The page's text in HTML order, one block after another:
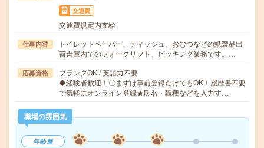
交通費
交通費規定内支給
仕事内容
トイレットペーパー、ティッシュ、おむつなどの紙製品出
荷倉庫内でのフォークリフト、ピッキング業務です。…
応募資格
ブランクOK / 英語力不要
◆経験者歓迎！〇まずは事前登録だけでもOK！履歴書不要
で気軽にオンライン登録★氏名・職種などを入力す…
職場の雰囲気
年齢層